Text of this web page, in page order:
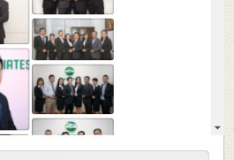
thảo hợp đồng